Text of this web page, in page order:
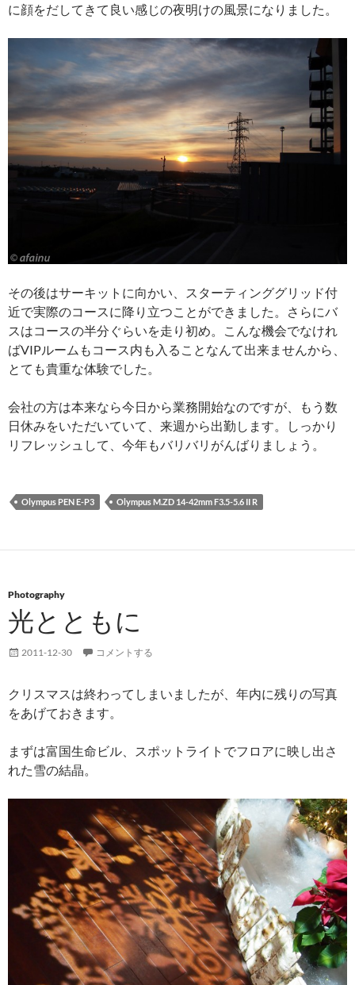
に顔をだしてきて良い感じの夜明けの風景になりました。
その後はサーキットに向かい、スターティンググリッド付
近で実際のコースに降り立つことができました。さらにバ
スはコースの半分ぐらいを走り初め。こんな機会でなけれ
ばVIPルームもコース内も入ることなんて出来ませんから、
とても貴重な体験でした。
会社の方は本来なら今日から業務開始なのですが、もう数
日休みをいただいていて、来週から出勤します。しっかり
リフレッシュして、今年もバリバリがんばりましょう。
Olympus PEN E-P3 Olympus M.ZD 14-42mm F3.5-5.6 II R
Photography
光とともに
2011-12-30 コメントする
クリスマスは終わってしまいましたが、年内に残りの写真
をあげておきます。
まずは富国生命ビル、スポットライトでフロアに映し出さ
れた雪の結晶。